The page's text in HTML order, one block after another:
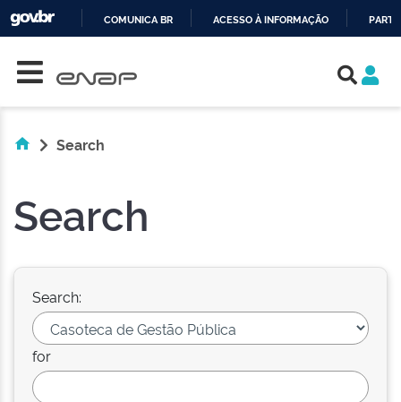
COMUNICA BR ACESSO À INFORMAÇÃO
Search
Search
Search:
for